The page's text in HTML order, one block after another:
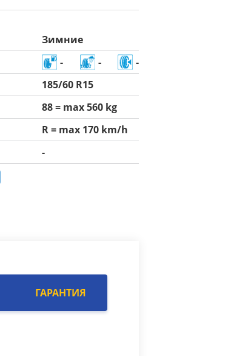
Зимние
- -
-
185/60 R15
88 = max 560 kg
R = max 170 km/h
-
ГАРАНТИЯ